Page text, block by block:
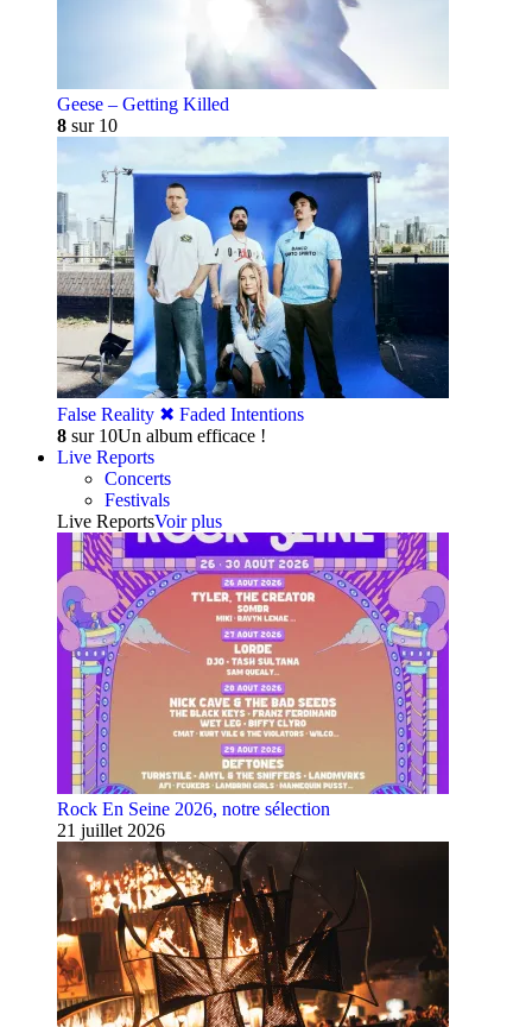
Geese – Getting Killed
8 sur 10
False Reality ✖︎ Faded Intentions
8 sur 10Un album efficace !
Live Reports
Concerts
Festivals
Live ReportsVoir plus
Rock En Seine 2026, notre sélection
21 juillet 2026